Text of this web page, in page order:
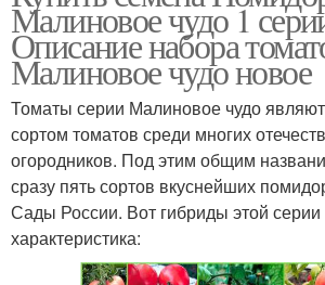
Малиновое чудо 1
Описание набора
Малиновое чудо новое
Томаты серии Малиновое чудо
сортом томатов среди многих
огородников. Под этим общим
сразу пять сортов вкуснейших
Сады России. Вот гибриды этой серии
характеристика: